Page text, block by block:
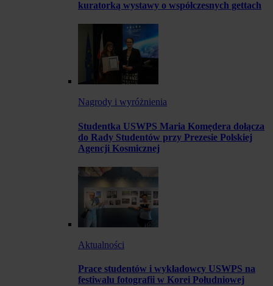
kuratorką wystawy o współczesnych gettach
Nagrody i wyróżnienia
Studentka USWPS Maria Komędera dołącza
do Rady Studentów przy Prezesie Polskiej
Agencji Kosmicznej
Aktualności
Prace studentów i wykładowcy USWPS na
festiwalu fotografii w Korei Południowej